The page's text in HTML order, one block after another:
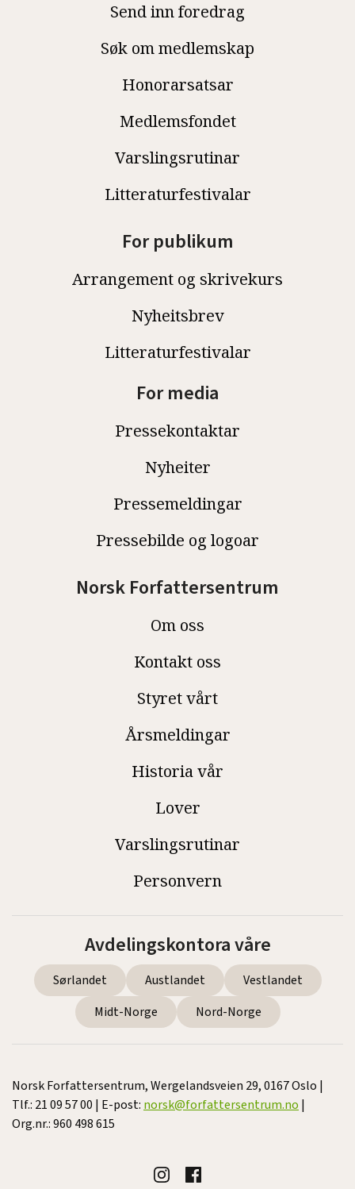
Send inn foredrag
Søk om medlemskap
Honorarsatsar
Medlemsfondet
Varslingsrutinar
Litteraturfestivalar
For publikum
Arrangement og skrivekurs
Nyheitsbrev
Litteraturfestivalar
For media
Pressekontaktar
Nyheiter
Pressemeldingar
Pressebilde og logoar
Norsk Forfattersentrum
Om oss
Kontakt oss
Styret vårt
Årsmeldingar
Historia vår
Lover
Varslingsrutinar
Personvern
Avdelingskontora våre
Sørlandet Austlandet
Vestlandet
Midt-Norge
Nord-Norge
Norsk Forfattersentrum, Wergelandsveien 29, 0167 Oslo |
Tlf.: 21 09 57 00 | E-post: norsk@forfattersentrum.no |
Org.nr.: 960 498 615